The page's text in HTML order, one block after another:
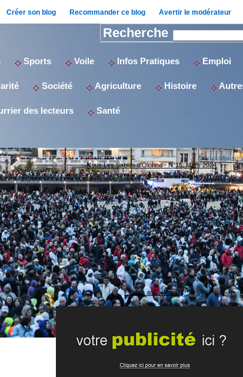
Créer son blog Recommander ce blog Avertir le modérateur
Recherche
Sports Voile Infos Pratiques Emploi
Société Agriculture Histoire
des lecteurs Santé
Nous Les Sables d'Olonne - N°15, Mars 2024
Publish at Calameo